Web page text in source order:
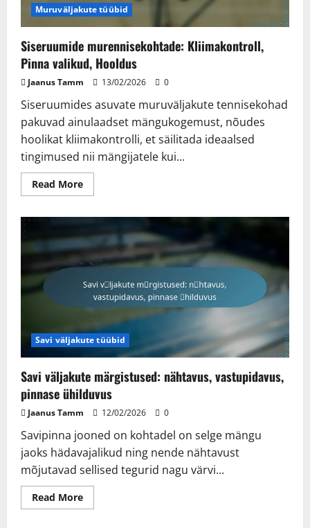
Muruväljakute tüübid
Siseruumide murennisekohtade: Kliimakontroll,
Pinna valikud, Hooldus
Jaanus Tamm 13/02/2026 0
Siseruumides asuvate muruväljakute tennisekohad
pakuvad ainulaadset mängukogemust, nõudes
hoolikat kliimakontrolli, et säilitada ideaalsed
tingimused nii mängijatele kui...
Read MoreRead
more
Kliimakontroll,
Pinna
valikud,
Hooldus
Savi väljakute tüübid
Savi väljakute märgistused: nähtavus, vastupidavus,
pinnase ühilduvus
Jaanus Tamm 12/02/2026 0
Savipinna jooned on kohtadel on selge mängu
jaoks hädavajalikud ning nende nähtavust
mõjutavad sellised tegurid nagu värvi...
Read MoreRead
more